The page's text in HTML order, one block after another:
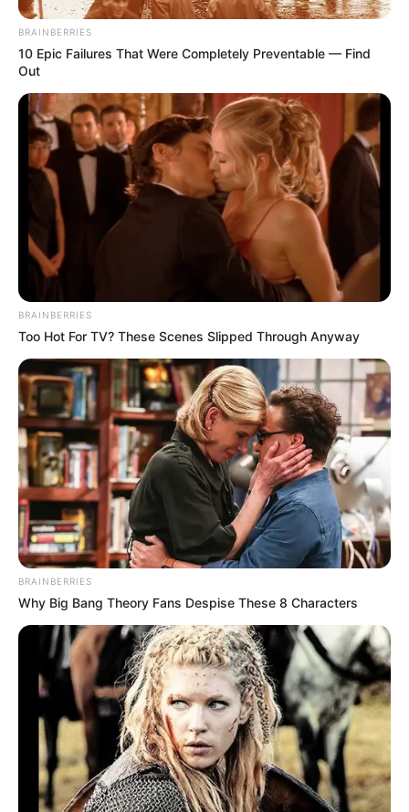
4. Floreira de pneu
Já neste passo a passo, ensinado pelo
Fabianno Oliveira, você vai aprender a fazer uma
lindafloreira de pneuque pode ser usada para
decorar salas ou quartos. Olha como fica linda!
5. Cadeira de pneu
Agora, se você deseja um móvel para sua sala ou
seu jardim, essacadeira de pneu, ensinada pelo
canal Artesanato e Reciclagem de Pneus, é
perfeita! Confira o passo a passo completo:
6. Brinquedo de pneu
BRAINBERRIES
10 Epic Failures That Were Completely Preventable — Find
Out
BRAINBERRIES
Too Hot For TV? These Scenes Slipped Through Anyway
BRAINBERRIES
Why Big Bang Theory Fans Despise These 8 Characters